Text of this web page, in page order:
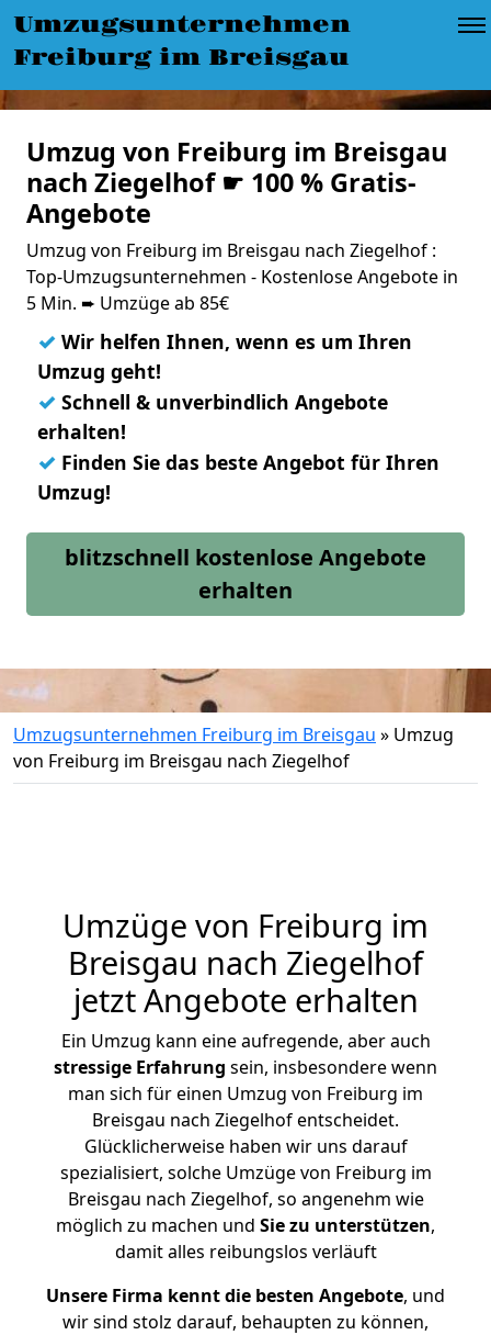
Umzugsunternehmen
Freiburg im Breisgau
Umzug von Freiburg im Breisgau
nach Ziegelhof ☛ 100 % Gratis-
Angebote
Umzug von Freiburg im Breisgau nach Ziegelhof :
Top-Umzugsunternehmen - Kostenlose Angebote in
5 Min. ➨ Umzüge ab 85€
✓ Wir helfen Ihnen, wenn es um Ihren
Umzug geht!
✓ Schnell & unverbindlich Angebote
erhalten!
✓ Finden Sie das beste Angebot für Ihren
Umzug!
blitzschnell kostenlose Angebote
erhalten
Umzugsunternehmen Freiburg im Breisgau » Umzug
von Freiburg im Breisgau nach Ziegelhof
Umzüge von Freiburg im
Breisgau nach Ziegelhof
jetzt Angebote erhalten
Ein Umzug kann eine aufregende, aber auch
stressige Erfahrung sein, insbesondere wenn
man sich für einen Umzug von Freiburg im
Breisgau nach Ziegelhof entscheidet.
Glücklicherweise haben wir uns darauf
spezialisiert, solche Umzüge von Freiburg im
Breisgau nach Ziegelhof, so angenehm wie
möglich zu machen und Sie zu unterstützen,
damit alles reibungslos verläuft
Unsere Firma kennt die besten Angebote, und
wir sind stolz darauf, behaupten zu können,